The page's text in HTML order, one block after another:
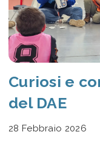
Curiosi e
del DAE
28 Febbraio 2026